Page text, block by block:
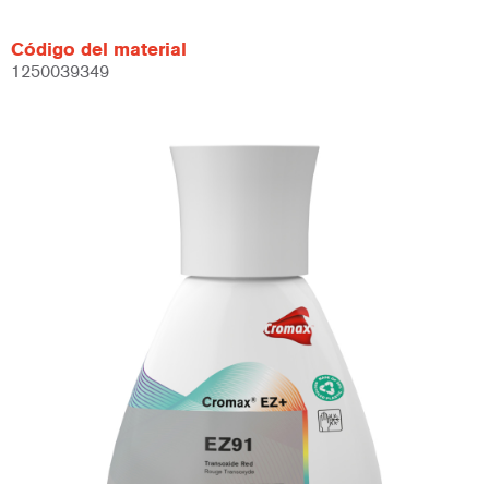
Código del material
1250039349